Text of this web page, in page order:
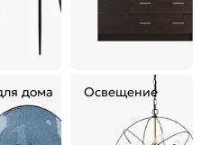
дома Освещение